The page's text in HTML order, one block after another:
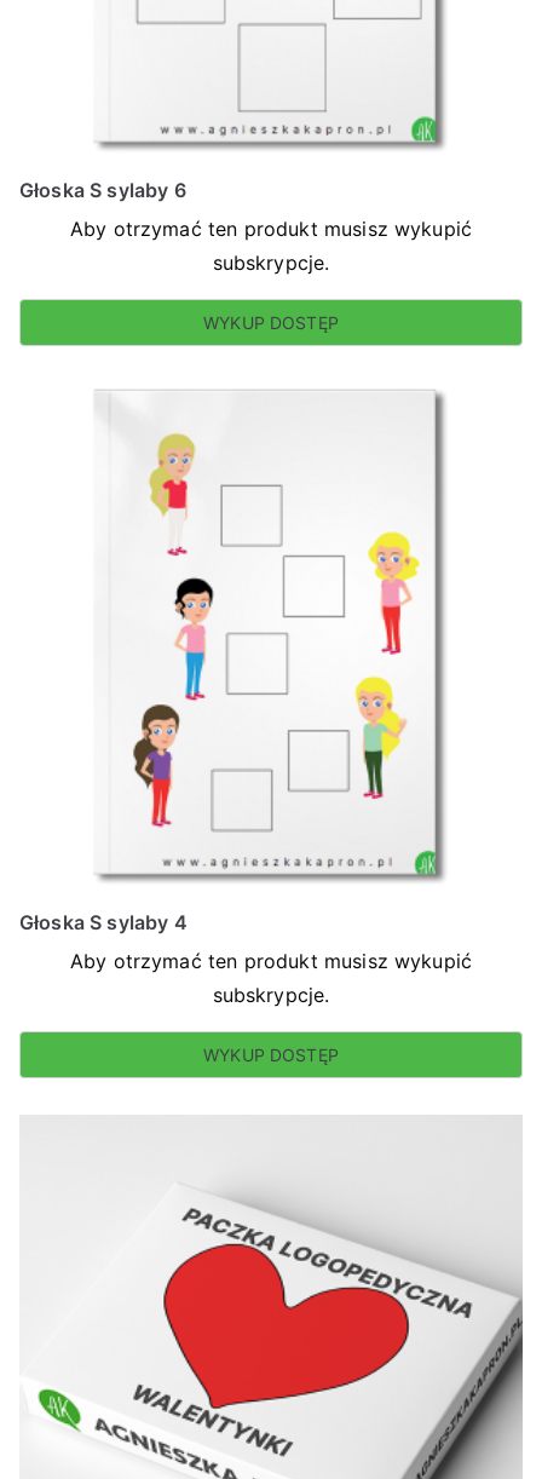
Głoska S sylaby 6
Aby otrzymać ten produkt musisz wykupić
subskrypcje.
WYKUP DOSTĘP
Głoska S sylaby 4
Aby otrzymać ten produkt musisz wykupić
subskrypcje.
WYKUP DOSTĘP